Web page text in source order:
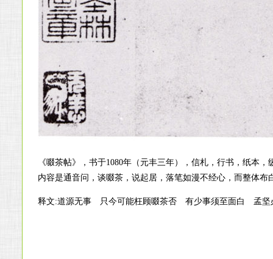
《啜茶帖》，书于1080年（元丰三年），信札，行书，纸本
内容是通音问，谈啜茶，说起居，落笔如漫不经心，而整体布
释文:道源无事 只今可能枉顾啜茶否 有少事须至面白 孟